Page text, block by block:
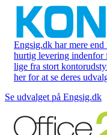
Engsig.dk har mere
hurtig levering indenfor
lige fra stort
her for at se deres
Se udvalget på Engsig.dk